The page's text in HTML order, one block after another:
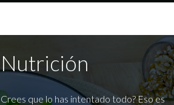
Nutrición
Crees que lo has intentado todo? Eso es